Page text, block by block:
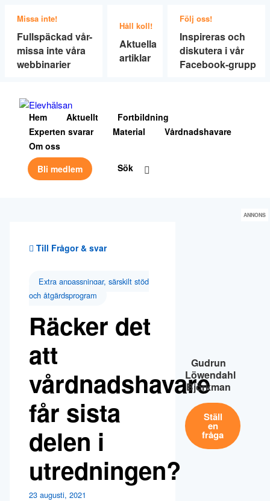
Missa inte!
Fullspäckad vår-
missa inte våra
webbinarier
Håll koll!
Aktuella
artiklar
Följ oss!
Inspireras och
diskutera i vår
Facebook-grupp
Hem Aktuellt
Fortbildning
Experten svarar
Material
Vårdnadshavare
Om oss
Bli medlem
Sök
Till Frågor & svar
Extra anpassningar, särskilt stöd
och åtgärdsprogram
Räcker det
att
vårdnadshavare
får sista
delen i
utredningen?
23 augusti, 2021
Gudrun
Löwendahl
Björkman
Ställ
en
fråga
ANNONS